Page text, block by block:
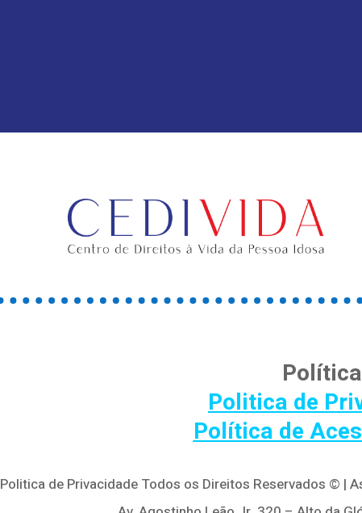
Politica de
Política de
Politica de Privacidade Todos os Direitos Reservados © |